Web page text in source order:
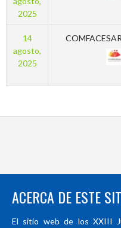
2025
14
agosto,
2025
COMFACESAR
ACERCA DE ESTE
El sitio web de los XXIII